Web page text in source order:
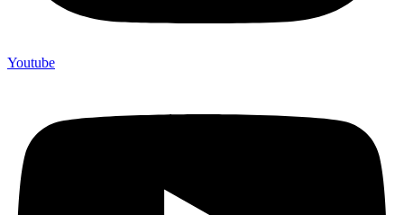
Youtube